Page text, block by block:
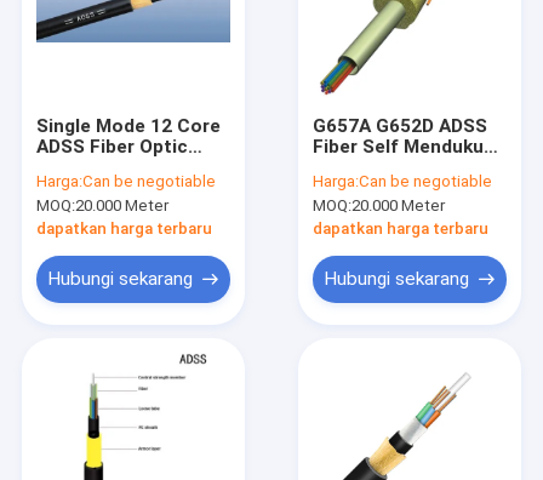
Single Mode 12 Core
ADSS Fiber Optic
Telekomunikasi Luar
Ruangan
Harga:Can be negotiable
MOQ:20.000 Meter
dapatkan harga terbaru
Hubungi sekarang
G657A G652D ADSS
Fiber Self Mendukung
6 Core
Harga:Can be negotiable
MOQ:20.000 Meter
dapatkan harga terbaru
Hubungi sekarang